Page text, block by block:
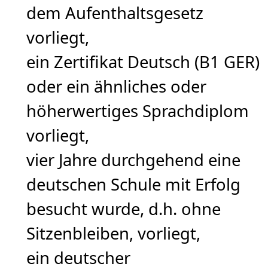
dem Aufenthaltsgesetz
vorliegt,
ein Zertifikat Deutsch (B1 GER)
oder ein ähnliches oder
höherwertiges Sprachdiplom
vorliegt,
vier Jahre durchgehend eine
deutschen Schule mit Erfolg
besucht wurde, d.h. ohne
Sitzenbleiben, vorliegt,
ein deutscher